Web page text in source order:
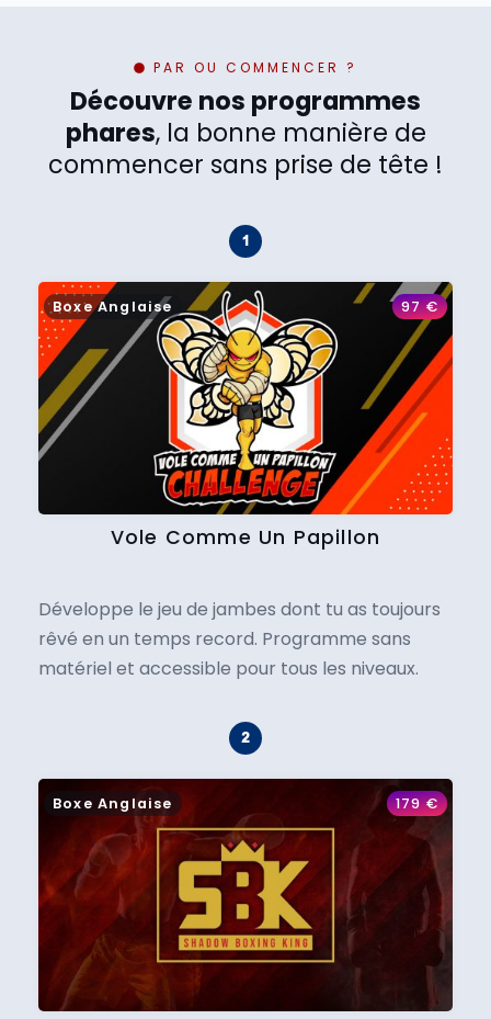
PAR OU COMMENCER ?
Découvre nos programmes
phares, la bonne manière de
commencer sans prise de tête !
Boxe Anglaise 97€
Vole Comme Un Papillon
Développe le jeu de jambes dont tu as toujours
rêvé en un temps record. Programme sans
matériel et accessible pour tous les niveaux.
Boxe Anglaise 179€